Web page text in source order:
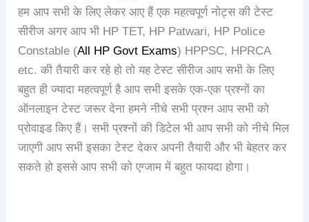
हम आप सभी के लिए लेकर आए हैं एक महत्वपूर्ण नोट्स की टेस्ट
सीरीज अगर आप भी HP TET, HP Patwari, HP Police
Constable (All HP Govt Exams) HPPSC, HPRCA
etc. की तैयारी कर रहे हो तो यह टेस्ट सीरीज आप सभी के लिए
बहुत ही ज्यादा महत्वपूर्ण है आप सभी इसके एक-एक प्रश्नों का
ऑनलाइन टेस्ट जरूर देना हमने नीचे सभी प्रश्न आप सभी को
प्रोवाइड किए हैं। सभी प्रश्नों की डिटेल भी आप सभी को नीचे मिल
जाएगी आप सभी इसका टेस्ट देकर अपनी तैयारी और भी बेहतर कर
सकते हो इससे आप सभी को एग्जाम में बहुत फायदा होगा।